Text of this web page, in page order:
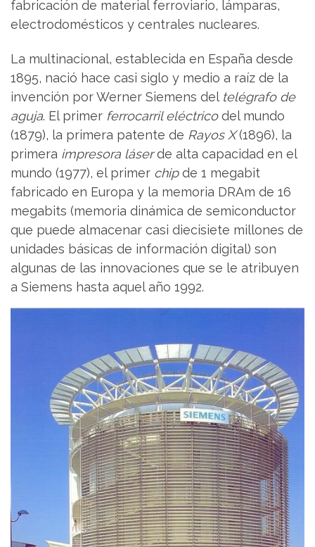
fabricación de material ferroviario, lámparas,
electrodomésticos y centrales nucleares.
La multinacional, establecida en España desde
1895, nació hace casi siglo y medio a raíz de la
invención por Werner Siemens del telégrafo de
aguja. El primer ferrocarril eléctricodel mundo
(1879), la primera patente de Rayos X(1896), la
primera impresora láserde alta capacidad en el
mundo (1977), el primer chipde 1 megabit
fabricado en Europa y la memoria DRAm de 16
megabits (memoria dinámica de semiconductor
que puede almacenar casi diecisiete millones de
unidades básicas de información digital) son
algunas de las innovaciones que se le atribuyen
a Siemens hasta aquel año 1992.